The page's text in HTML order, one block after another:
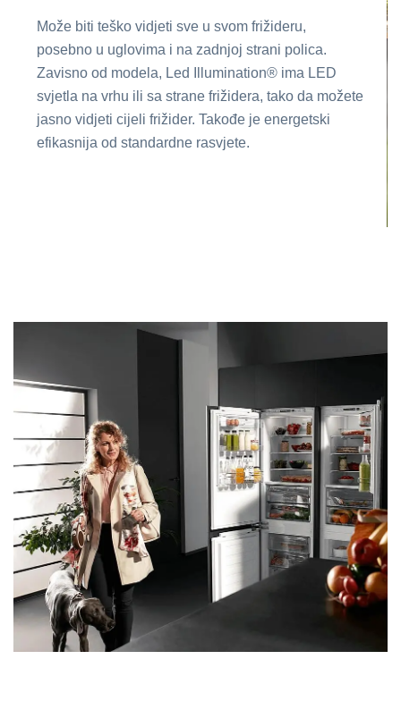
Može biti teško vidjeti sve u svom frižideru,
posebno u uglovima i na zadnjoj strani polica.
Zavisno od modela, Led Illumination® ima LED
svjetla na vrhu ili sa strane frižidera, tako da možete
jasno vidjeti cijeli frižider. Takođe je energetski
efikasnija od standardne rasvjete.